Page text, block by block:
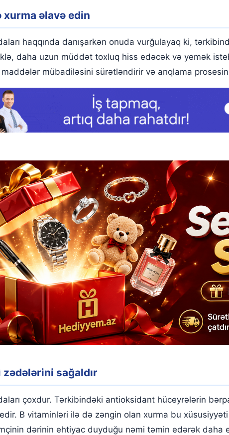
Riskini Azaldır
qarşı faydalıdır
gücləndirir
yeyin
Yaxşıdır
infeksiyalardan qoruyur
vitaminlər
Var
Üçün Faydalıdır
Üçün Faydalıdır
Faydalıdır
xurma əlavə edin
haqqında danışarkən onuda vurğulayaq ki,
daha uzun müddət toxluq hiss edəcək və yemək
maddələr mübadiləsini sürətləndirir və arıqlama
sağaldır
çoxdur. Tərkibindəki antioksidant hüceyrələrin
B vitaminləri ilə də zəngin olan xurma bu xüsusiyyəti
dərinin ehtiyac duyduğu nəmi təmin edərək daha